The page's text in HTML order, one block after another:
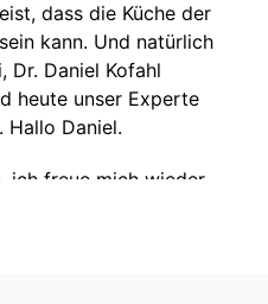
dass die Küche der
kann. Und natürlich
Dr. Daniel Kofahl
heute unser Experte
Hallo Daniel.
ich freue mich wieder